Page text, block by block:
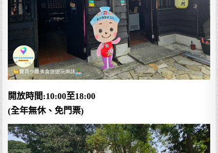
開放時間:10:00至18:00
(全年無休、免門票)